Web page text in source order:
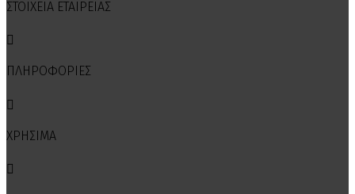
ΣΤΟΙΧΕΙΑ ΕΤΑΙΡΕΙΑΣ

ΠΛΗΡΟΦΟΡΙΕΣ

ΧΡΗΣΙΜΑ
